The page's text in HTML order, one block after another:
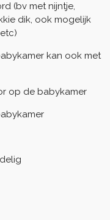
(bv met nijntje,
dik, ook mogelijk
kan ook met
op de babykamer